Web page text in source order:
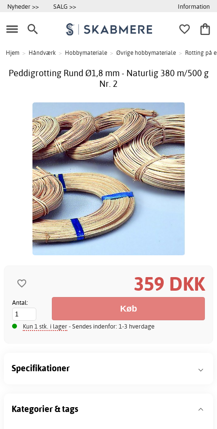
Nyheder >> SALG >> Information
Hjem > Håndværk > Hobbymateriale > Øvrige hobbymateriale > Rotting på
Peddigrotting Rund Ø1,8 mm - Naturlig 380 m/500 g
Nr. 2
359 DKK
Antal:
Kun 1 stk. i lager- Sendes indenfor: 1-3 hverdage
Specifikationer
Kategorier & tags